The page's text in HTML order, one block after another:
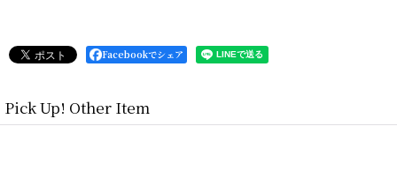
Facebookでシェア
Pick Up! Other Item